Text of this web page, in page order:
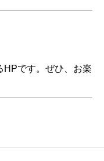
HPです。ぜひ、お楽